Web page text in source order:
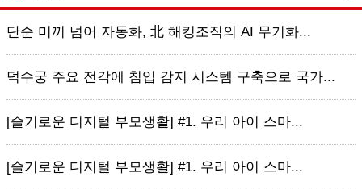
단순 미끼 넘어 자동화, 北 해킹조직의 AI 무기화...
덕수궁 주요 전각에 침입 감지 시스템 구축으로 국가...
[슬기로운 디지털 부모생활] #1. 우리 아이 스마...
[슬기로운 디지털 부모생활] #1. 우리 아이 스마...